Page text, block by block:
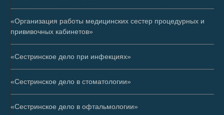
«Организация работы медицинских сестер процедурных и
прививочных кабинетов»
«Сестринское дело при инфекциях»
«Сестринское дело в стоматологии»
«Сестринское дело в офтальмологии»